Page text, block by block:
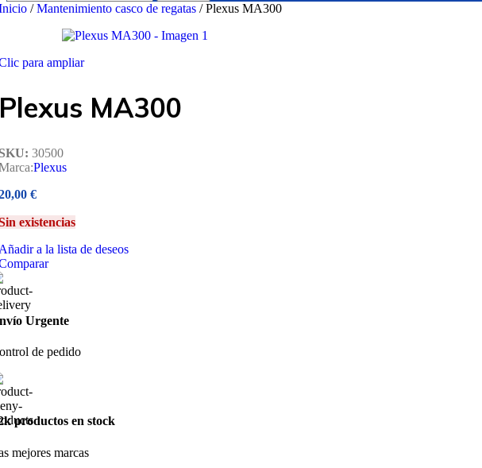
/ Mantenimiento casco de regatas / Plexus MA300
para ampliar
MA300
30500
Plexus
€
existencias
a la lista de deseos
Urgente
de pedido
productos en stock
mejores marcas